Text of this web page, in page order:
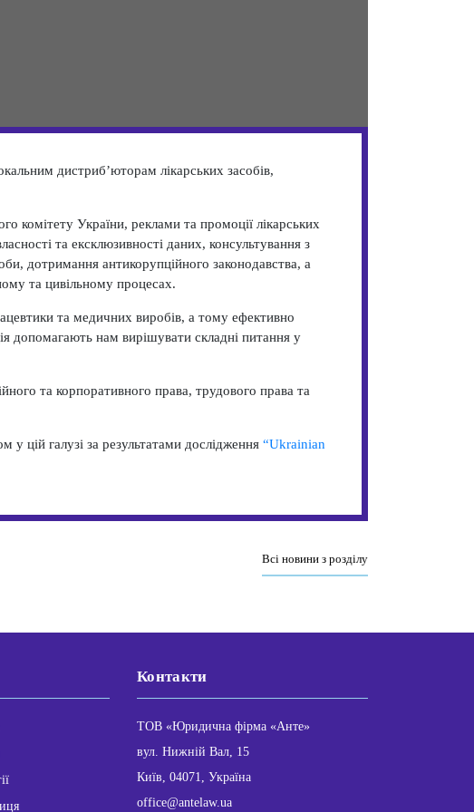
дистриб’юторам лікарських засобів,
комітету України, реклами та промоції лікарських
та ексклюзивності даних, консультування з
дотримання антикорупційного законодавства, а
та цивільному процесах.
та медичних виробів, а тому ефективно
допомагають нам вирішувати складні питання у
та корпоративного права, трудового права та
цій галузі за результатами дослідження “Ukrainian
Всі новини з розділу
Контакти
ТОВ «Юридична фірма «Анте»
вул. Нижній Вал, 15
Київ, 04071, Україна
office@antelaw.ua